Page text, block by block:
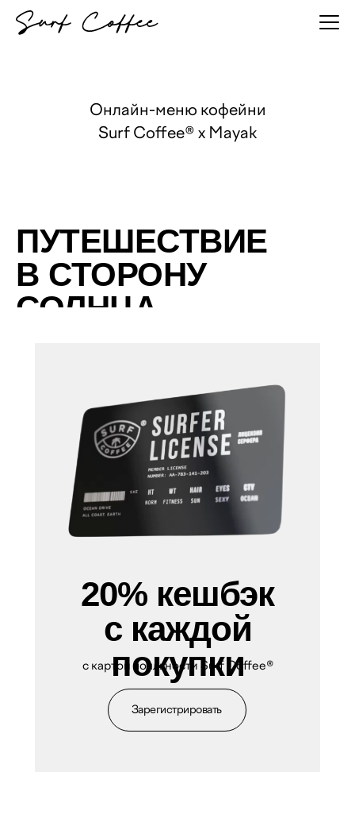
Онлайн-меню кофейни
Surf Coffee® x Mayak
ПУТЕШЕСТВИЕ
В СТОРОНУ
СОЛНЦА
Зарегистрировать
20% кешбэк
с каждой
покупки
с картой лояльности Surf Coffee®